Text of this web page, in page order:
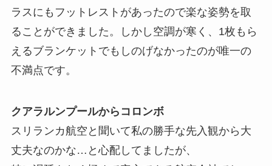
ラスにもフットレストがあったので楽な姿勢を取
ることができました。しかし空調が寒く、1枚もら
えるブランケットでもしのげなかったのが唯一の
不満点です。
クアラルンプールからコロンボ
スリランカ航空と聞いて私の勝手な先入観から大
丈夫なのかな…と心配してましたが、